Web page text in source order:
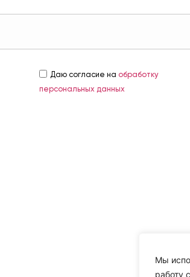
Мы
работу
Даю согласие на обработку
персональных данных